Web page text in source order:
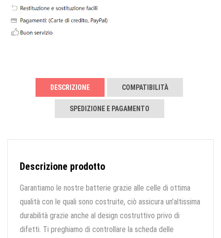
DESCRIZIONE COMPATIBILITÀ
SPEDIZIONE E PAGAMENTO
Descrizione prodotto
Garantiamo le nostre batterie grazie alle celle di ottima
qualità con le quali sono costruite, ciò assicura un’altissima
durabilità grazie anche al design costruttivo privo di
difetti. Ti preghiamo di controllare la scheda delle